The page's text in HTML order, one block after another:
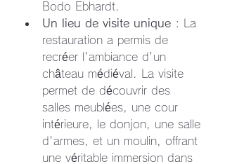
Bodo Ebhardt.
Un lieu de visite unique : La
restauration a permis de
recréer l'ambiance d'un
château médiéval. La visite
permet de découvrir des
salles meublées, une cour
intérieure, le donjon, une salle
d'armes, et un moulin, offrant
une véritable immersion dans